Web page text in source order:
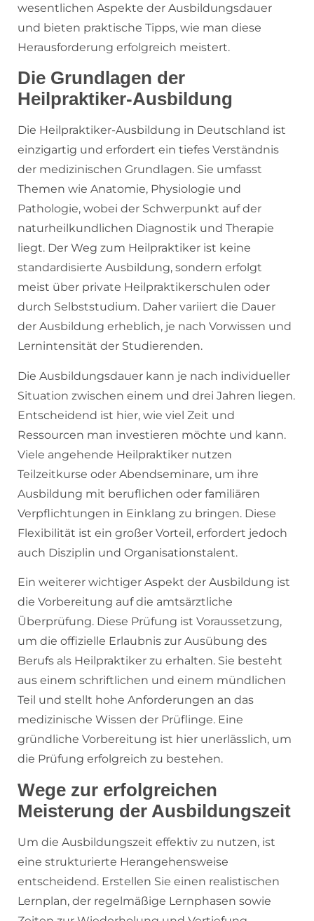
wesentlichen Aspekte der Ausbildungsdauer
und bieten praktische Tipps, wie man diese
Herausforderung erfolgreich meistert.
Die Grundlagen der
Heilpraktiker-Ausbildung
Die Heilpraktiker-Ausbildung in Deutschland ist
einzigartig und erfordert ein tiefes Verständnis
der medizinischen Grundlagen. Sie umfasst
Themen wie Anatomie, Physiologie und
Pathologie, wobei der Schwerpunkt auf der
naturheilkundlichen Diagnostik und Therapie
liegt. Der Weg zum Heilpraktiker ist keine
standardisierte Ausbildung, sondern erfolgt
meist über private Heilpraktikerschulen oder
durch Selbststudium. Daher variiert die Dauer
der Ausbildung erheblich, je nach Vorwissen und
Lernintensität der Studierenden.
Die Ausbildungsdauer kann je nach individueller
Situation zwischen einem und drei Jahren liegen.
Entscheidend ist hier, wie viel Zeit und
Ressourcen man investieren möchte und kann.
Viele angehende Heilpraktiker nutzen
Teilzeitkurse oder Abendseminare, um ihre
Ausbildung mit beruflichen oder familiären
Verpflichtungen in Einklang zu bringen. Diese
Flexibilität ist ein großer Vorteil, erfordert jedoch
auch Disziplin und Organisationstalent.
Ein weiterer wichtiger Aspekt der Ausbildung ist
die Vorbereitung auf die amtsärztliche
Überprüfung. Diese Prüfung ist Voraussetzung,
um die offizielle Erlaubnis zur Ausübung des
Berufs als Heilpraktiker zu erhalten. Sie besteht
aus einem schriftlichen und einem mündlichen
Teil und stellt hohe Anforderungen an das
medizinische Wissen der Prüflinge. Eine
gründliche Vorbereitung ist hier unerlässlich, um
die Prüfung erfolgreich zu bestehen.
Wege zur erfolgreichen
Meisterung der Ausbildungszeit
Um die Ausbildungszeit effektiv zu nutzen, ist
eine strukturierte Herangehensweise
entscheidend. Erstellen Sie einen realistischen
Lernplan, der regelmäßige Lernphasen sowie